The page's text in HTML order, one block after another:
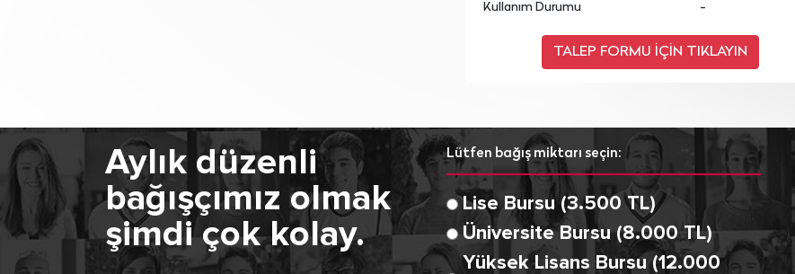
Kullanım Durumu
-
Aylık düzenli
bağışçımız olmak
şimdi çok kolay.
Lütfen bağış miktarı seçin:
Lise Bursu (3.500 TL)
Üniversite Bursu (8.000 TL)
Yüksek Lisans Bursu (12.000